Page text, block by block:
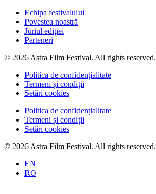
Echipa festivalului
Povestea noastră
Juriul ediției
Parteneri
© 2026 Astra Film Festival. All rights reserved.
Politica de confidențialitate
Termeni și condiții
Setări cookies
Politica de confidențialitate
Termeni și condiții
Setări cookies
© 2026 Astra Film Festival. All rights reserved.
EN
RO